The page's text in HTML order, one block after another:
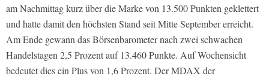
am Nachmittag kurz über die Marke von 13.500 Punkten geklettert
und hatte damit den höchsten Stand seit Mitte September erreicht.
Am Ende gewann das Börsenbarometer nach zwei schwachen
Handelstagen 2,5 Prozent auf 13.460 Punkte. Auf Wochensicht
bedeutet dies ein Plus von 1,6 Prozent. Der MDAX der